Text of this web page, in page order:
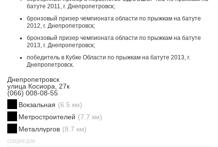
батуте 2011, г. Днепропетровск;
бронзовый призер чемпионата области по прыжкам на батуте
2012, г. Днепропетровск;
бронзовый призер чемпионата области по прыжкам на батуте
2013, г. Днепропетровск;
победитель в Кубке Области по прыжкам на батуте 2013, г.
Днепропетровск.
Днепропетровск
улица Косиора, 27к
(066) 008-08-55
Вокзальная (6.5 км)
Метростроителей (7.7 км)
Металлургов (8.7 км)
СЕКЦИЯ ДЛЯ